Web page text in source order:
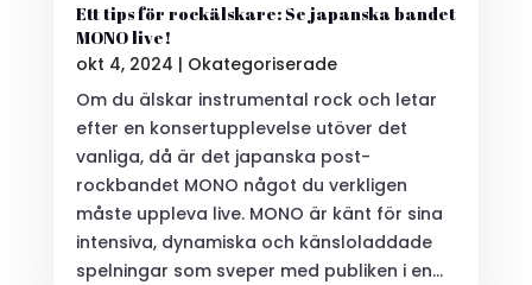
Ett tips för rockälskare: Se japanska bandet
MONO live!
okt 4, 2024 | Okategoriserade
Om du älskar instrumental rock och letar
efter en konsertupplevelse utöver det
vanliga, då är det japanska post-
rockbandet MONO något du verkligen
måste uppleva live. MONO är känt för sina
intensiva, dynamiska och känsloladdade
spelningar som sveper med publiken i en...